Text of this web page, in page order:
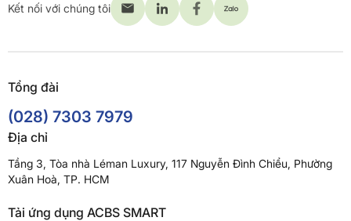
Kết nối với chúng tôi
Tổng đài
(028) 7303 7979
Địa chỉ
Tầng 3, Tòa nhà Léman Luxury, 117 Nguyễn Đình Chiểu, Phường
Xuân Hoà, TP. HCM
Tải ứng dụng ACBS SMART